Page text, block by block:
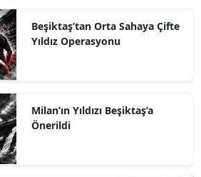
Beşiktaş’tan Orta Sahaya Çifte
Yıldız Operasyonu
Milan’ın Yıldızı Beşiktaş’a
Önerildi